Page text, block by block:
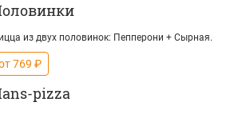
из двух половинок: Пепперони + Сырная.
769 ₽
pizza